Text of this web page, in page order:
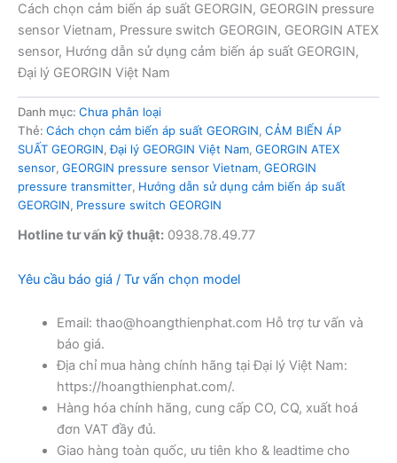
Cách chọn cảm biến áp suất GEORGIN, GEORGIN pressure
sensor Vietnam, Pressure switch GEORGIN, GEORGIN ATEX
sensor, Hướng dẫn sử dụng cảm biến áp suất GEORGIN,
Đại lý GEORGIN Việt Nam
Danh mục: Chưa phân loại
Thẻ: Cách chọn cảm biến áp suất GEORGIN, CẢM BIẾN ÁP
SUẤT GEORGIN,Đại lý GEORGIN Việt Nam, GEORGIN ATEX
sensor, GEORGIN pressure sensor Vietnam, GEORGIN
pressure transmitter, Hướng dẫn sử dụng cảm biến áp suất
GEORGIN, Pressure switch GEORGIN
Hotline tư vấn kỹ thuật: 0938.78.49.77
Yêu cầu báo giá / Tư vấn chọn model
Email: thao@hoangthienphat.com Hỗ trợ tư vấn và
báo giá.
Địa chỉ mua hàng chính hãng tại Đại lý Việt Nam:
https://hoangthienphat.com/.
Hàng hóa chính hãng, cung cấp CO, CQ, xuất hoá
đơn VAT đầy đủ.
Giao hàng toàn quốc, ưu tiên kho & leadtime cho